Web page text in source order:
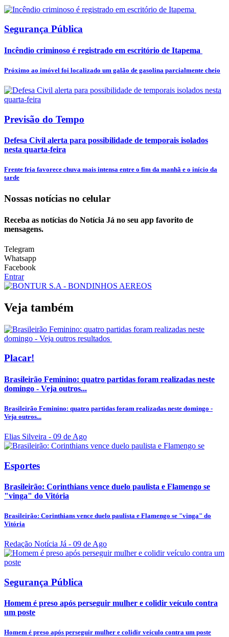
Segurança Pública
Incêndio criminoso é registrado em escritório de Itapema
Próximo ao imóvel foi localizado um galão de gasolina parcialmente cheio
Previsão do Tempo
Defesa Civil alerta para possibilidade de temporais isolados
nesta quarta-feira
Frente fria favorece chuva mais intensa entre o fim da manhã e o início da
tarde
Nossas notícias no celular
Receba as notícias do Notícia Já no seu app favorito de
mensagens.
Telegram
Whatsapp
Facebook
Entrar
Veja também
Placar!
Brasileirão Feminino: quatro partidas foram realizadas neste
domingo - Veja outros...
Brasileirão Feminino: quatro partidas foram realizadas neste domingo -
Veja outros...
Elias Silveira - 09 de Ago
Esportes
Brasileirão: Corinthians vence duelo paulista e Flamengo se
"vinga" do Vitória
Brasileirão: Corinthians vence duelo paulista e Flamengo se "vinga" do
Vitória
Redação Notícia Já - 09 de Ago
Segurança Pública
Homem é preso após perseguir mulher e colidir veículo contra
um poste
Homem é preso após perseguir mulher e colidir veículo contra um poste